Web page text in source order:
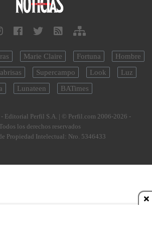
Marie Claire Fortuna
Hombre
Supercampo Look
Luz
Lunateen BATimes
Editorial Perfil S.A. | © Perfil.com 2006-2026 -
los derechos reservados
Propiedad Intelectual: Nro. 5346433